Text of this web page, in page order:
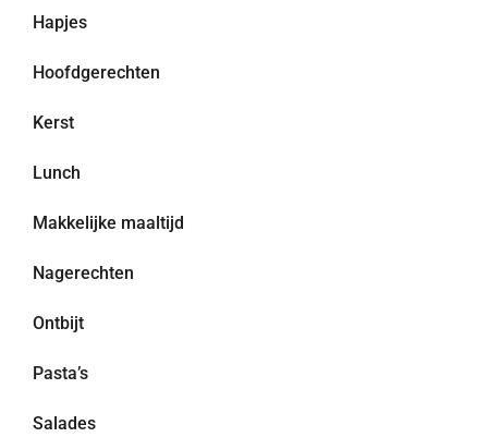
Hapjes
Hoofdgerechten
Kerst
Lunch
Makkelijke maaltijd
Nagerechten
Ontbijt
Pasta’s
Salades